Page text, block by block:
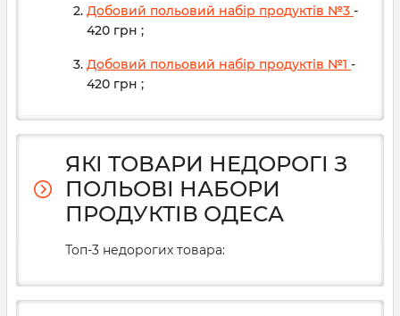
Добовий польовий набір продуктів №3 -
420 грн ;
Добовий польовий набір продуктів №1 -
420 грн ;
ЯКІ ТОВАРИ НЕДОРОГІ З
ПОЛЬОВІ НАБОРИ
ПРОДУКТІВ ОДЕСА
Топ-3 недорогих товара: